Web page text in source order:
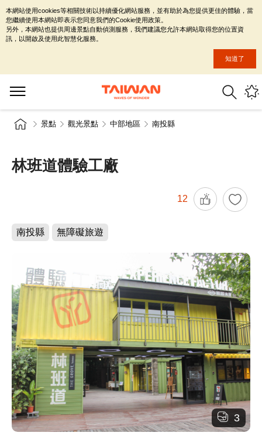
景點 觀光景點 中部地區 南投縣
林班道體驗工廠
12
南投縣 無障礙旅遊
3
本網站使用cookies等相關技術以持續優化網站服務，並有助於為您提供更佳的體驗，當
您繼續使用本網站即表示您同意我們的Cookie使用政策。
另外，本網站也提供周邊景點自動偵測服務，我們建議您允許本網站取得您的位置資
訊，以開啟及使用此智慧化服務。
知道了